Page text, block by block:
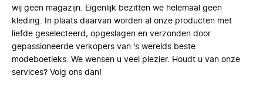
wij geen magazijn. Eigenlijk bezitten we helemaal geen
kleding. In plaats daarvan worden al onze producten met
liefde geselecteerd, opgeslagen en verzonden door
gepassioneerde verkopers van 's werelds beste
modeboetieks. We wensen u veel plezier. Houdt u van onze
services? Volg ons dan!